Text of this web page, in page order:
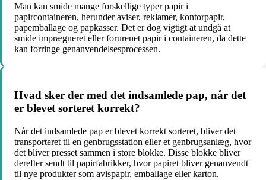
Man kan smide mange forskellige typer papir i
papircontaineren, herunder aviser, reklamer, kontorpapir,
papemballage og papkasser. Det er dog vigtigt at undgå at
smide imprægneret eller forurenet papir i containeren, da dette
kan forringe genanvendelsesprocessen.
Hvad sker der med det indsamlede pap, når det
er blevet sorteret korrekt?
Når det indsamlede pap er blevet korrekt sorteret, bliver det
transporteret til en genbrugsstation eller et genbrugsanlæg, hvor
det bliver presset sammen i store blokke. Disse blokke bliver
derefter sendt til papirfabrikker, hvor papiret bliver genanvendt
til nye produkter som avispapir, emballage eller karton.